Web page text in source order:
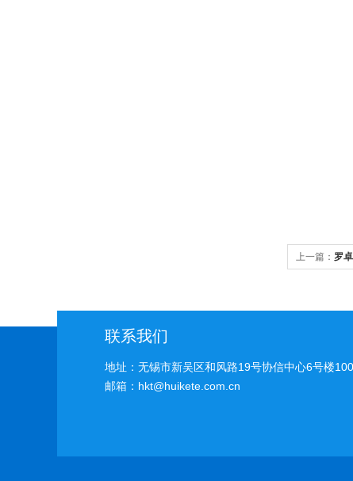
上一篇： 罗
联系我们
地址：无锡市新吴区和风路19号协信中心6号楼
邮箱：hkt@huikete.com.cn